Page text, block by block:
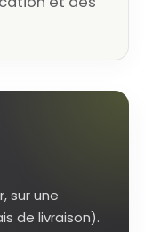
sur une
de livraison).